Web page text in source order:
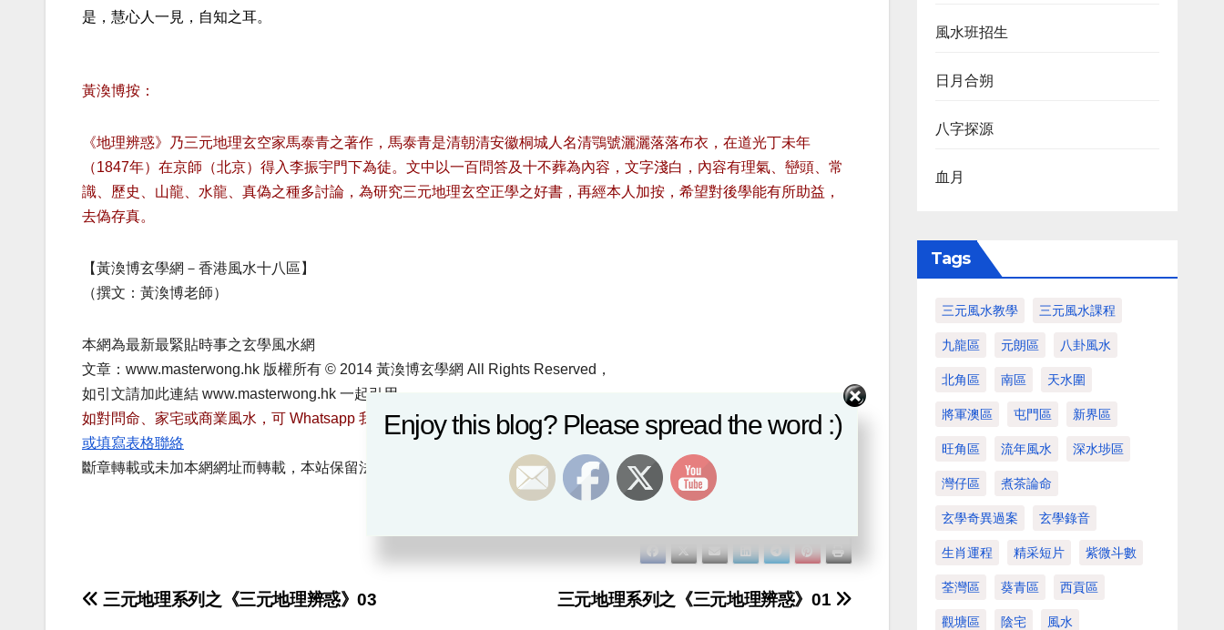
是，慧心人一見，自知之耳。
黃渙博按：
《地理辨惑》乃三元地理玄空家馬泰青之著作，馬泰青是清朝清安徽桐城人名清鶚號灑灑落落布衣，在道光丁未年
（1847年）在京師（北京）得入李振宇門下為徒。文中以一百問答及十不葬為內容，文字淺白，內容有理氣、巒頭、常
識、歷史、山龍、水龍、真偽之種多討論，為研究三元地理玄空正學之好書，再經本人加按，希望對後學能有所助益，
去偽存真。
【黃渙博玄學網－香港風水十八區】
（撰文：黃渙博老師）
本網為最新最緊貼時事之玄學風水網
文章：www.masterwong.hk 版權所有 © 2014 黃渙博玄學網 All Rights Reserved，
如引文請加此連結 www.masterwong.hk 一起引用。
如對問命、家宅或商業風水，可 Whatsapp 我們：6689 8016
或填寫表格聯絡
斷章轉載或未加本網網址而轉載，本站保留法律追究權
Post
三元地理系列之《三元地理辨惑》01
三元地理系列之《三元地理辨惑》03
風水班招生
日月合朔
八字探源
血月
Tags
三元風水教學 三元風水課程
九龍區 元朗區 八卦風水
北角區 南區 天水圍
將軍澳區 屯門區 新界區
旺角區 流年風水 深水埗區
灣仔區 煮茶論命
玄學奇異過案 玄學錄音
生肖運程 精采短片 紫微斗數
荃灣區 葵青區 西貢區
觀塘區 陰宅 風水
Enjoy this blog? Please spread the word :)